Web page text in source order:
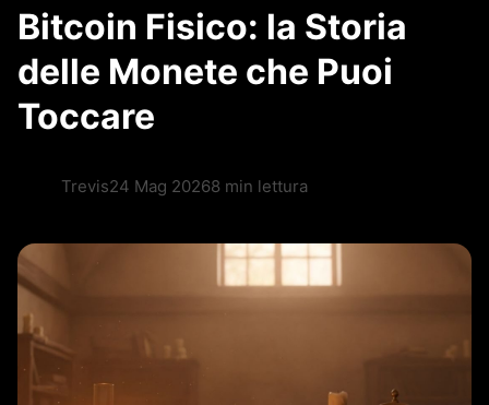
Bitcoin Fisico: la Storia
delle Monete che Puoi
Toccare
Trevis24 Mag 20268 min lettura